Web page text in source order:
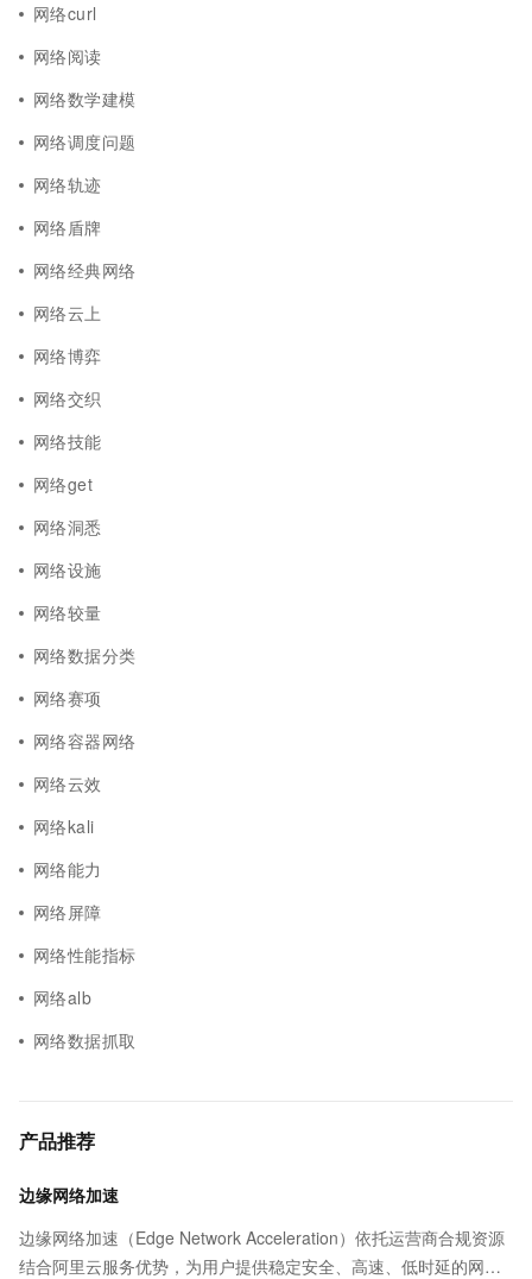
网络curl
网络阅读
网络数学建模
网络调度问题
网络轨迹
网络盾牌
网络经典网络
网络云上
网络博弈
网络交织
网络技能
网络get
网络洞悉
网络设施
网络较量
网络数据分类
网络赛项
网络容器网络
网络云效
网络kali
网络能力
网络屏障
网络性能指标
网络alb
网络数据抓取
产品推荐
边缘网络加速
边缘网络加速（Edge Network Acceleration）依托运营商合规资源
结合阿里云服务优势，为用户提供稳定安全、高速、低时延的网络